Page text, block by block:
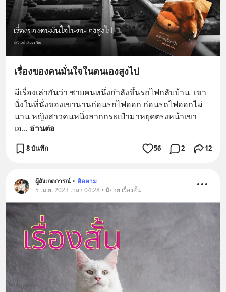
เรื่องของคนมั่นใจในตนเองสูงไป
มีเรื่องเล่ากันว่า ชายคนหนึ่งกำลังขึ้นรถไฟกลับบ้าน  เขา
นั่งในที่นั่งของเขานานก่อนรถไฟออก ก่อนรถไฟออกไม่
นาน หญิงสาวคนหนึ่งลากกระเป๋ามาหยุดตรงหน้าเขา
เอ... อ่านต่อ
8 บันทึก 56 2 12
ผู้สังเกตการณ์ • ติดตาม
5 เม.ย. 2023 เวลา 04:28 • นิยาย เรื่องสั้น